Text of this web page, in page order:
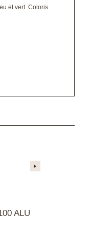
et vert. Coloris
ALU